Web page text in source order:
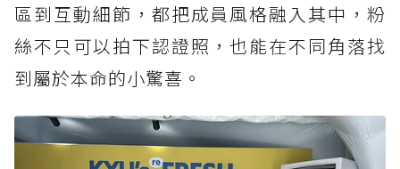
區到互動細節，都把成員風格融入其中，粉
絲不只可以拍下認證照，也能在不同角落找
到屬於本命的小驚喜。